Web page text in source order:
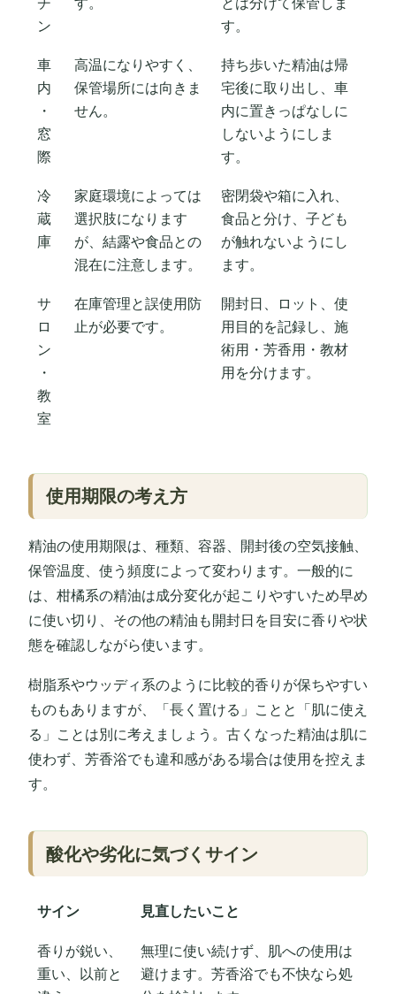
ン
す。
車
内
・
窓
際
高温になりやすく、
保管場所には向きま
せん。
持ち歩いた精油は帰
宅後に取り出し、車
内に置きっぱなしに
しないようにしま
す。
冷
蔵
庫
家庭環境によっては
選択肢になります
が、結露や食品との
混在に注意します。
密閉袋や箱に入れ、
食品と分け、子ども
が触れないようにし
ます。
サ
ロ
ン
・
教
室
在庫管理と誤使用防
止が必要です。
開封日、ロット、使
用目的を記録し、施
術用・芳香用・教材
用を分けます。
使用期限の考え方
精油の使用期限は、種類、容器、開封後の空気接触、
保管温度、使う頻度によって変わります。一般的に
は、柑橘系の精油は成分変化が起こりやすいため早め
に使い切り、その他の精油も開封日を目安に香りや状
態を確認しながら使います。
樹脂系やウッディ系のように比較的香りが保ちやすい
ものもありますが、「長く置ける」ことと「肌に使え
る」ことは別に考えましょう。古くなった精油は肌に
使わず、芳香浴でも違和感がある場合は使用を控えま
す。
酸化や劣化に気づくサイン
サイン 見直したいこと
香りが鋭い、
重い、以前と
無理に使い続けず、肌への使用は
避けます。芳香浴でも不快なら処